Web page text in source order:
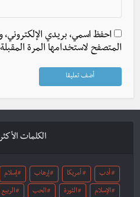
احفظ اسمي، بريدي الإلكتروني،
المتصفح لاستخدامها المرة
الكلمات
أدب أمريكا إرهاب إسلام
الإسلام الثورة الحب